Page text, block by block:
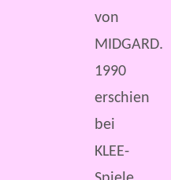
von
MIDGARD.
1990
erschien
bei
KLEE-